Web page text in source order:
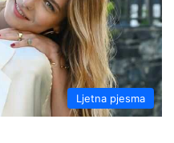
Ljetna pjesma